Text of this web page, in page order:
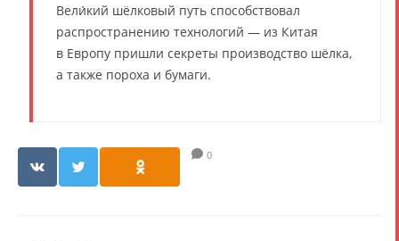
Вели́кий шёлковый путь способствовал
распространению технологий — из Китая
в Европу пришли секреты производство шёлка,
а также пороха и бумаги.
0